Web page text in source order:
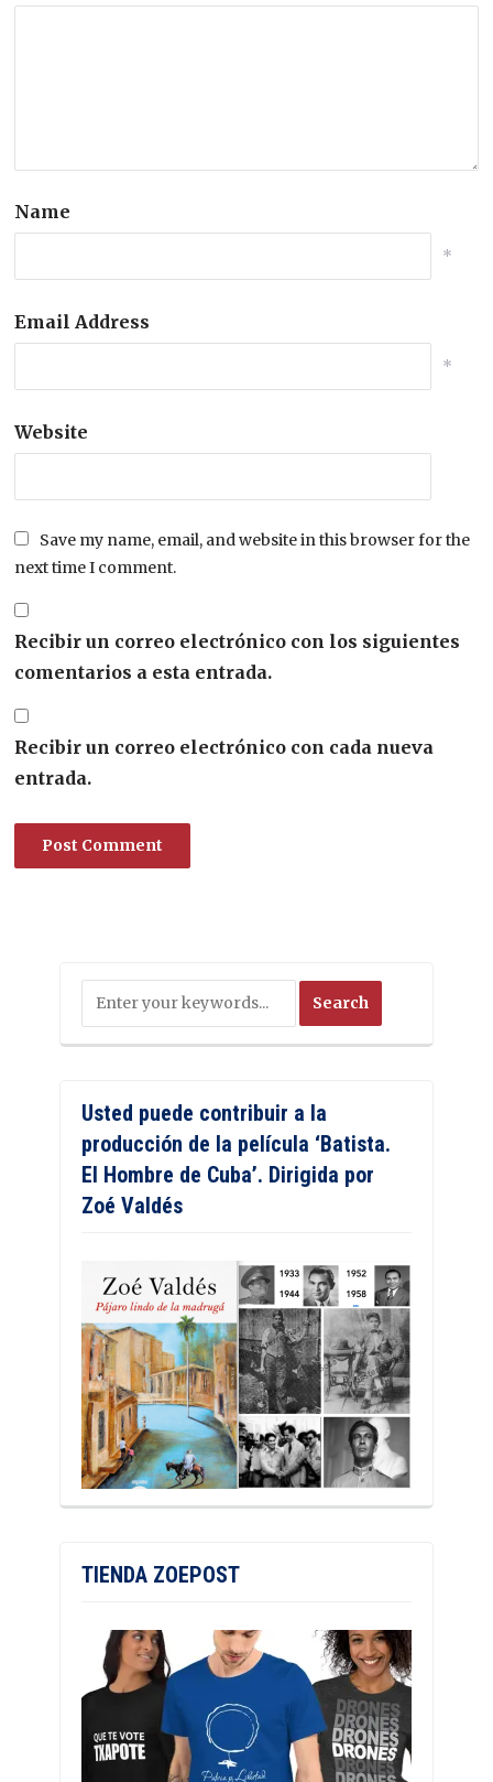
Name
*
Email Address
*
Website
Save my name, email, and website in this browser for the
next time I comment.
Recibir un correo electrónico con los siguientes
comentarios a esta entrada.
Recibir un correo electrónico con cada nueva
entrada.
Usted puede contribuir a la
producción de la película ‘Batista.
El Hombre de Cuba’. Dirigida por
Zoé Valdés
TIENDA ZOEPOST